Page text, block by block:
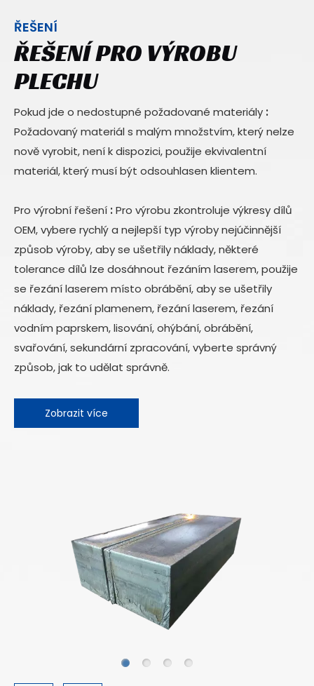
ŘEŠENÍ
ŘEŠENÍ PRO VÝROBU
PLECHU
Pokud jde o nedostupné požadované materiály :
Požadovaný materiál s malým množstvím, který nelze
nově vyrobit, není k dispozici, použije ekvivalentní
materiál, který musí být odsouhlasen klientem.
Pro výrobní řešení : Pro výrobu zkontroluje výkresy dílů
OEM, vybere rychlý a nejlepší typ výroby nejúčinnější
způsob výroby, aby se ušetřily náklady, některé
tolerance dílů lze dosáhnout řezáním laserem, použije
se řezání laserem místo obrábění, aby se ušetřily
náklady, řezání plamenem, řezání laserem, řezání
vodním paprskem, lisování, ohýbání, obrábění,
svařování, sekundární zpracování, vyberte správný
způsob, jak to udělat správně.
Zobrazit více